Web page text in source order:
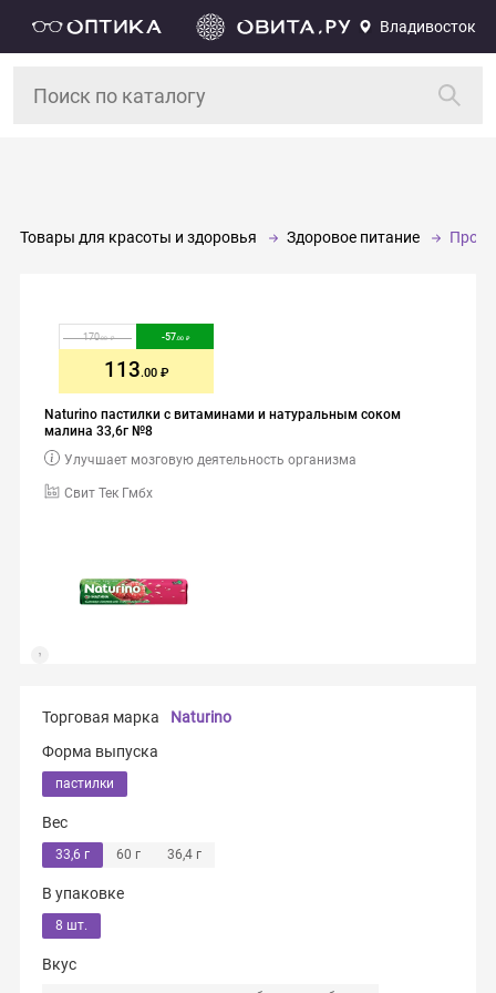
Владивосток
Товары для красоты и здоровья Здоровое питание
Naturino пастилки с витаминами и натуральным соком
малина 33,6г №8
Свит Тек Гмбх
Улучшает мозговую деятельность организма
170.00 -57 .00
113.00
Торговая марка
Naturino
Форма выпуска
пастилки
Вес
33,6 г 60 г 36,4 г
В упаковке
8 шт.
Вкус